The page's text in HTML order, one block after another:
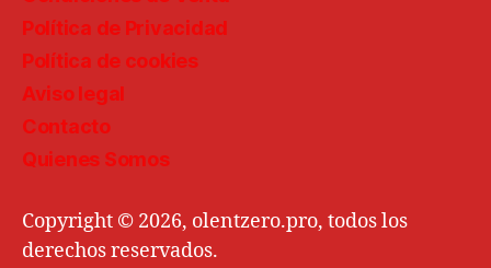
Política de Privacidad
Política de cookies
Aviso legal
Contacto
Quienes Somos
Copyright © 2026, olentzero.pro, todos los
derechos reservados.